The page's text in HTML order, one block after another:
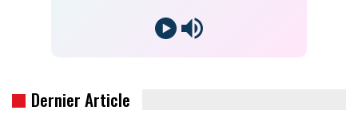
Dernier Article